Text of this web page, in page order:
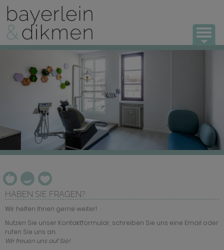
UNSERE PRAXIS
KIEFERORTHOPÄDIE
KONTAKT
HABEN SIE FRAGEN?
Wir helfen Ihnen gerne weiter!
Nutzen Sie unser Kontaktformular, schreiben Sie uns eine Email oder
rufen Sie uns an.
Wir freuen uns auf Sie!